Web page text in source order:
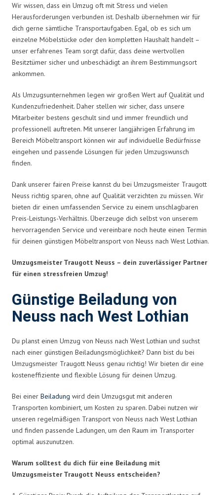
Wir wissen, dass ein Umzug oft mit Stress und vielen
Herausforderungen verbunden ist. Deshalb übernehmen wir für
dich gerne sämtliche Transportaufgaben. Egal, ob es sich um
einzelne Möbelstücke oder den kompletten Haushalt handelt –
unser erfahrenes Team sorgt dafür, dass deine wertvollen
Besitztümer sicher und unbeschädigt an ihrem Bestimmungsort
ankommen.
Als Umzugsunternehmen legen wir großen Wert auf Qualität und
Kundenzufriedenheit. Daher stellen wir sicher, dass unsere
Mitarbeiter bestens geschult sind und immer freundlich und
professionell auftreten. Mit unserer langjährigen Erfahrung im
Bereich Möbeltransport können wir auf individuelle Bedürfnisse
eingehen und passende Lösungen für jeden Umzugswunsch
finden.
Dank unserer fairen Preise kannst du bei Umzugsmeister Traugott
Neuss richtig sparen, ohne auf Qualität verzichten zu müssen. Wir
bieten dir einen umfassenden Service zu einem unschlagbaren
Preis-Leistungs-Verhältnis. Überzeuge dich selbst von unserem
hervorragenden Service und vereinbare noch heute einen Termin
für deinen günstigen Möbeltransport von Neuss nach West Lothian.
Umzugsmeister Traugott Neuss – dein zuverlässiger Partner
für einen stressfreien Umzug!
Günstige Beiladung von
Neuss nach West Lothian
Du planst einen Umzug von Neuss nach West Lothian und suchst
nach einer günstigen Beiladungsmöglichkeit? Dann bist du bei
Umzugsmeister Traugott Neuss genau richtig! Wir bieten dir eine
kosteneffiziente und flexible Lösung für deinen Umzug.
Bei einer Beiladung wird dein Umzugsgut mit anderen
Transporten kombiniert, um Kosten zu sparen. Dabei nutzen wir
unseren regelmäßigen Transport von Neuss nach West Lothian
und finden passende Ladungen, um den Raum im Transporter
optimal auszunutzen.
Warum solltest du dich für eine Beiladung mit
Umzugsmeister Traugott Neuss entscheiden?